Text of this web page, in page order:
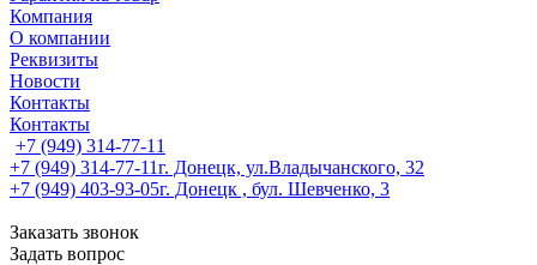
Компания
О компании
Реквизиты
Новости
Контакты
Контакты
+7 (949) 314-77-11
+7 (949) 314-77-11г. Донецк, ул.Владычанского, 32
+7 (949) 403-93-05г. Донецк , бул. Шевченко, 3
Заказать звонок
Задать вопрос